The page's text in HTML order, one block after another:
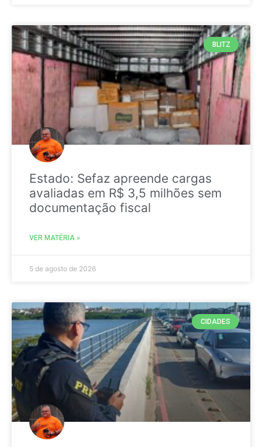
BLITZ
Estado: Sefaz apreende cargas
avaliadas em R$ 3,5 milhões sem
documentação fiscal
VER MATÉRIA »
5 de agosto de 2026
CIDADES